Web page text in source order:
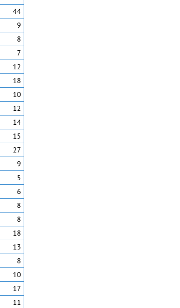
44
9
8
7
12
18
10
12
14
15
27
9
5
6
8
8
18
13
8
10
17
11